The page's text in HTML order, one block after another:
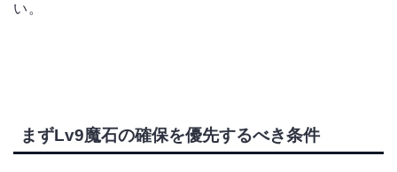
い。
まずLv9魔石の確保を優先するべき条件